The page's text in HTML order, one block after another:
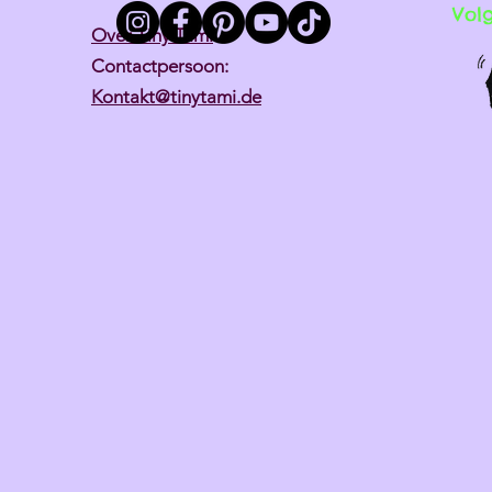
Over Tiny Tami
Contactpersoon:
Kontakt@tinytami.de